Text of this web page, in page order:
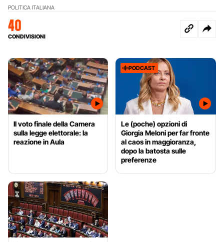
POLITICA ITALIANA
40
CONDIVISIONI
Il voto finale della Camera
sulla legge elettorale: la
reazione in Aula
PODCAST
Le (poche) opzioni di
Giorgia Meloni per far fronte
al caos in maggioranza,
dopo la batosta sulle
preferenze